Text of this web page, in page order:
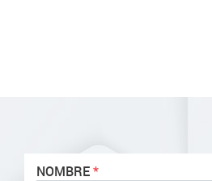
NOMBRE